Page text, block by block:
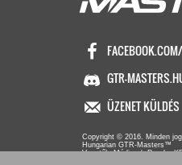
GTR-
ÜZENET KÜLDÉS
Copyright © 2016. Minden
Hungarian GTR-Masters™
Vezetők Média / Des by